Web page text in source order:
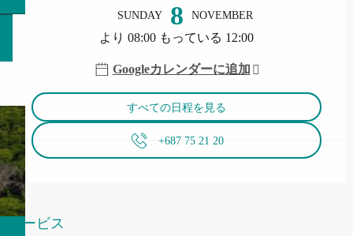
SUNDAY 8 NOVEMBER
より 08:00 もっている 12:00
Googleカレンダーに追加
すべての日程を見る
+687 75 21 20
サービス